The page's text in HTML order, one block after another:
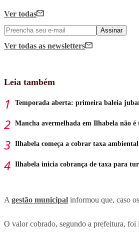
Ver todas
Assinar
Ver todas as newsletters
Leia também
Temporada aberta: primeira baleia
Mancha avermelhada em Ilhabela não é
Ilhabela começa a cobrar taxa
Ilhabela inicia cobrança de taxa para
A gestão municipal informou que, caso
O valor cobrado, segundo a prefeitura, foi